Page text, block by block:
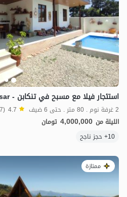
استئجار فيلا مع مسبح في تنكابن - Chelasar
2 غرفة نوم . 80 متر . حتى 6 ضيف 4.7 (7 تعليق)
الليلة من 4,000,000 تومان
10+ حجز ناجح
ممتازة